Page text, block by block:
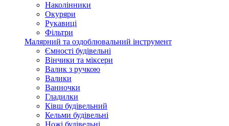
Наколінники
Окуряри
Рукавиці
Фільтри
Малярний та оздоблювальний інструмент
Ємності будівельні
Вінчики та міксери
Валик з ручкою
Валики
Ванночки
Гладилки
Ківш будівельний
Кельми будівельні
Ножі будівельні